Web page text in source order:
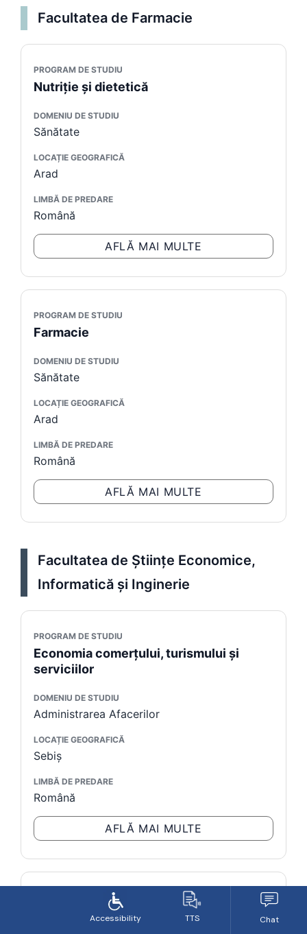
Facultatea de Farmacie
PROGRAM DE STUDIU
Nutriție și dietetică
DOMENIU DE STUDIU
Sănătate
LOCAȚIE GEOGRAFICĂ
Arad
LIMBĂ DE PREDARE
Română
AFLĂ MAI MULTE
PROGRAM DE STUDIU
Farmacie
DOMENIU DE STUDIU
Sănătate
LOCAȚIE GEOGRAFICĂ
Arad
LIMBĂ DE PREDARE
Română
AFLĂ MAI MULTE
Facultatea de Ştiinţe Economice,
Informatică și Inginerie
PROGRAM DE STUDIU
Economia comerţului, turismului şi
serviciilor
DOMENIU DE STUDIU
Administrarea Afacerilor
LOCAȚIE GEOGRAFICĂ
Sebiş
LIMBĂ DE PREDARE
Română
AFLĂ MAI MULTE
PROGRAM DE STUDIU
Silvicultură